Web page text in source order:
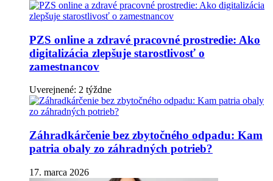
PZS online a zdravé pracovné prostredie: Ako
digitalizácia zlepšuje starostlivosť o
zamestnancov
Uverejnené: 2 týždne
Záhradkárčenie bez zbytočného odpadu: Kam
patria obaly zo záhradných potrieb?
17. marca 2026